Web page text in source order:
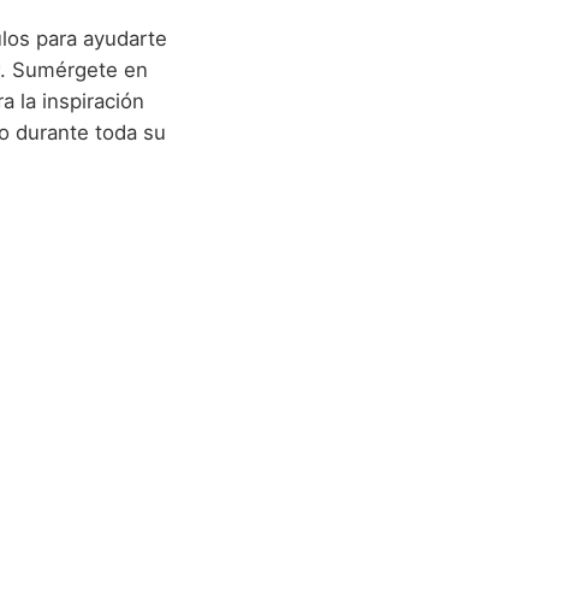
para ayudarte
. Sumérgete en
la inspiración
durante toda su